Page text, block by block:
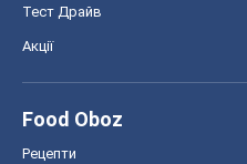
Тест Драйв
Акції
Food Oboz
Рецепти